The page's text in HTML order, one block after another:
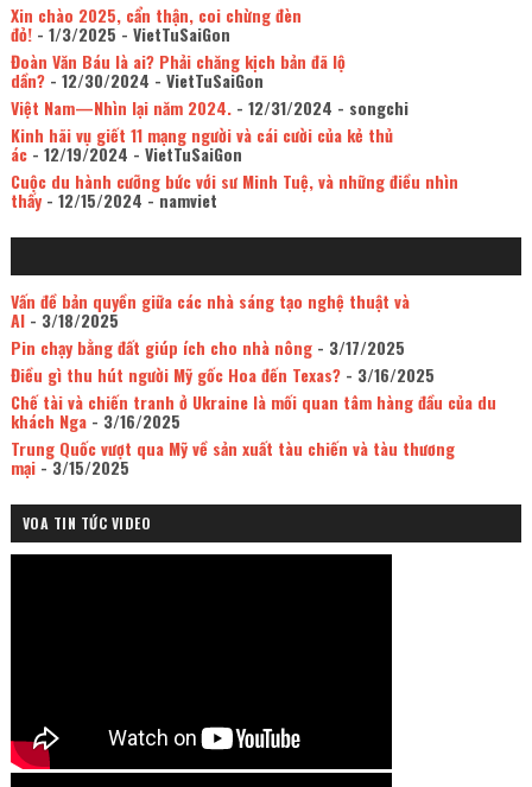
Xin chào 2025, cẩn thận, coi chừng đèn
đỏ!- 1/3/2025 - VietTuSaiGon
Đoàn Văn Báu là ai? Phải chăng kịch bản đã lộ
dần?- 12/30/2024 - VietTuSaiGon
Việt Nam—Nhìn lại năm 2024.- 12/31/2024 - songchi
Kinh hãi vụ giết 11 mạng người và cái cười của kẻ thủ
ác- 12/19/2024 - VietTuSaiGon
Cuộc du hành cưỡng bức với sư Minh Tuệ, và những điều nhìn
thấy- 12/15/2024 - namviet
Vấn đề bản quyền giữa các nhà sáng tạo nghệ thuật và
AI- 3/18/2025
Pin chạy bằng đất giúp ích cho nhà nông- 3/17/2025
Điều gì thu hút người Mỹ gốc Hoa đến Texas?- 3/16/2025
Chế tài và chiến tranh ở Ukraine là mối quan tâm hàng đầu của du
khách Nga- 3/16/2025
Trung Quốc vượt qua Mỹ về sản xuất tàu chiến và tàu thương
mại- 3/15/2025
VOA TIN TỨC VIDEO